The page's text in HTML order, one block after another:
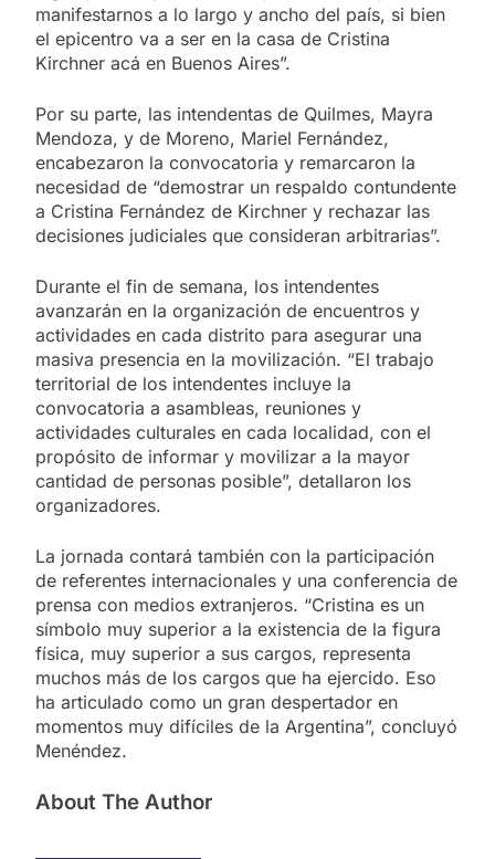
manifestarnos a lo largo y ancho del país, si bien
el epicentro va a ser en la casa de Cristina
Kirchner acá en Buenos Aires”.
Por su parte, las intendentas de Quilmes, Mayra
Mendoza, y de Moreno, Mariel Fernández,
encabezaron la convocatoria y remarcaron la
necesidad de “demostrar un respaldo contundente
a Cristina Fernández de Kirchner y rechazar las
decisiones judiciales que consideran arbitrarias”.
Durante el fin de semana, los intendentes
avanzarán en la organización de encuentros y
actividades en cada distrito para asegurar una
masiva presencia en la movilización. “El trabajo
territorial de los intendentes incluye la
convocatoria a asambleas, reuniones y
actividades culturales en cada localidad, con el
propósito de informar y movilizar a la mayor
cantidad de personas posible”, detallaron los
organizadores.
La jornada contará también con la participación
de referentes internacionales y una conferencia de
prensa con medios extranjeros. “Cristina es un
símbolo muy superior a la existencia de la figura
física, muy superior a sus cargos, representa
muchos más de los cargos que ha ejercido. Eso
ha articulado como un gran despertador en
momentos muy difíciles de la Argentina”, concluyó
Menéndez.
About The Author